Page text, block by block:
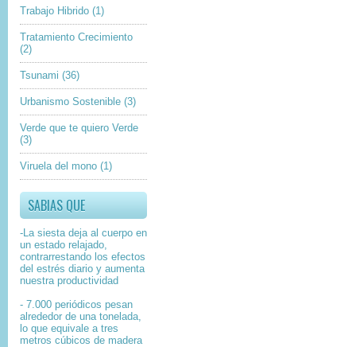
Trabajo Hibrido (1)
Tratamiento Crecimiento
(2)
Tsunami (36)
Urbanismo Sostenible (3)
Verde que te quiero Verde
(3)
Viruela del mono (1)
SABIAS QUE
-La siesta deja al cuerpo en
un estado relajado,
contrarrestando los efectos
del estrés diario y aumenta
nuestra productividad
- 7.000 periódicos pesan
alrededor de una tonelada,
lo que equivale a tres
metros cúbicos de madera